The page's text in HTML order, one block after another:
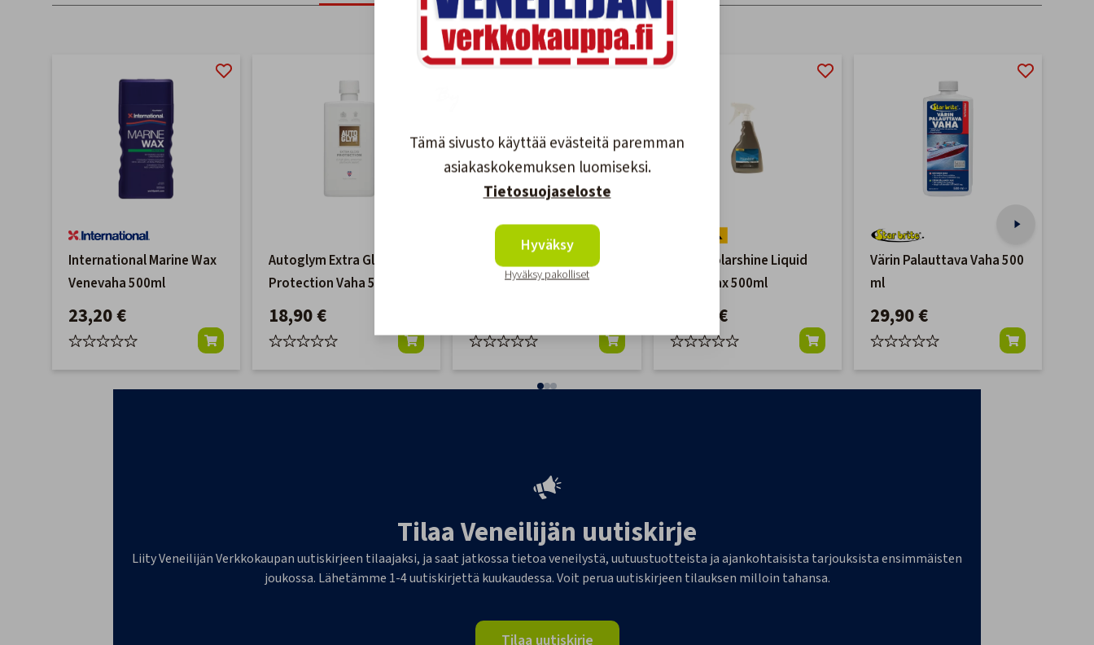
International Marine Wax
Venevaha 500ml
23,20 €
Autoglym Extra Gloss
Protection Vaha 500ml
18,90 €
International Kiilloke-/
Vaha 500ml
Mirka Polarshine Liquid
Nano Wax 500ml
38,90 €
Värin Palauttava Vaha 500
ml
29,90 €
Tilaa Veneilijän uutiskirje
Liity Veneilijän Verkkokaupan uutiskirjeen tilaajaksi, ja saat jatkossa tietoa veneilystä, uutuustuotteista ja ajankohtaisista tarjouksista ensimmäisten
joukossa. Lähetämme 1-4 uutiskirjettä kuukaudessa. Voit perua uutiskirjeen tilauksen milloin tahansa.
Tilaa uutiskirje
Tämä sivusto käyttää evästeitä paremman
asiakaskokemuksen luomiseksi.
Tietosuojaseloste
Hyväksy
Hyväksy pakolliset